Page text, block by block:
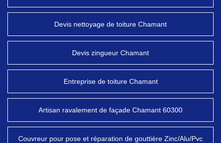
Devis nettoyage de toiture Chamant
Devis zingueur Chamant
Entreprise de toiture Chamant
Artisan ravalement de façade Chamant 60300
Couvreur pour pose et réparation de gouttière Zinc/Alu/Pvc